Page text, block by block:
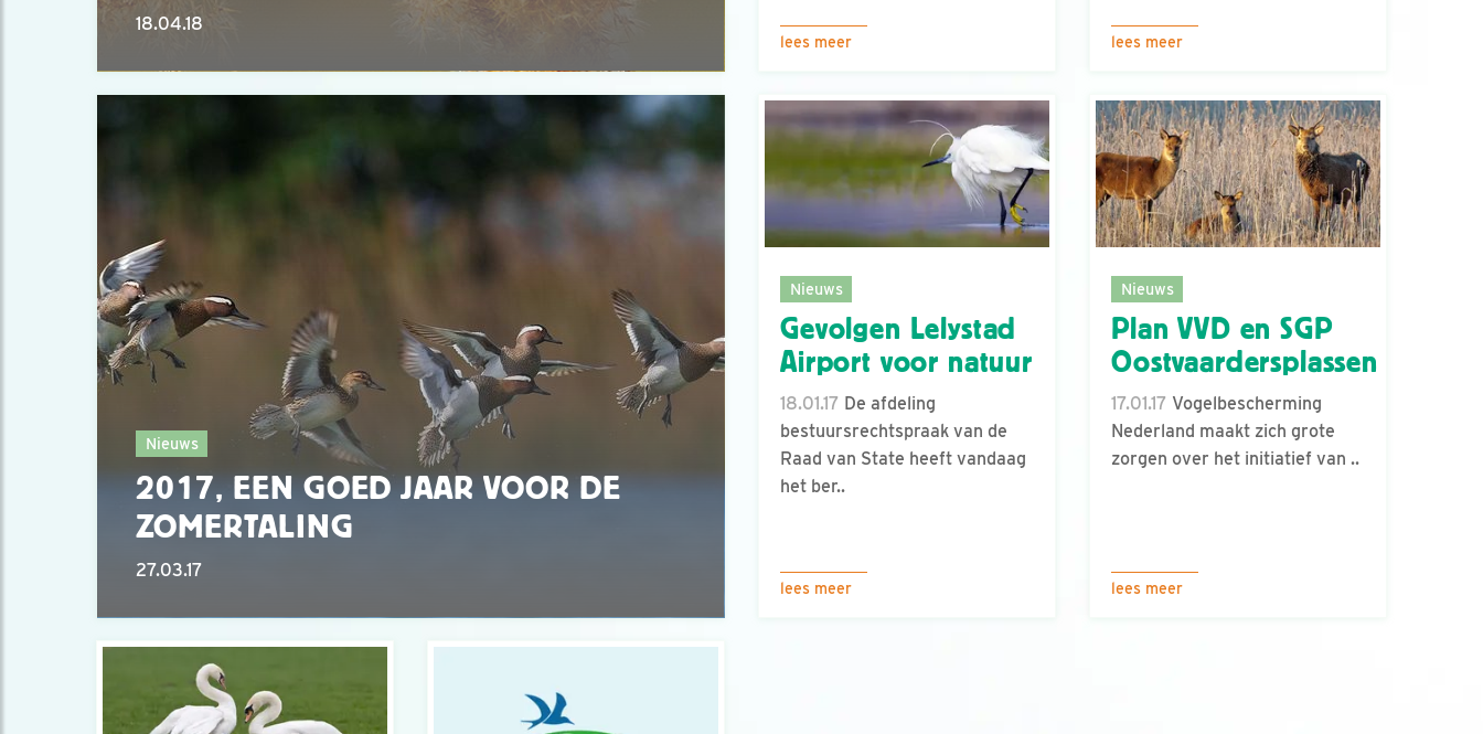
18.04.18
lees meer lees meer
Nieuws
2017, EEN GOED JAAR VOOR DE
ZOMERTALING
27.03.17
Nieuws
Gevolgen Lelystad
Airport voor natuur
18.01.17 De afdeling
bestuursrechtspraak van de
Raad van State heeft vandaag
het ber..
lees meer
Nieuws
Plan VVD en SGP
Oostvaardersplassen
17.01.17 Vogelbescherming
Nederland maakt zich grote
zorgen over het initiatief van ..
lees meer